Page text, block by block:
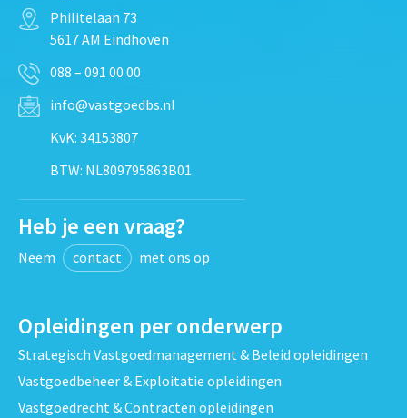
Philitelaan 73
5617 AM Eindhoven
088 – 091 00 00
info@vastgoedbs.nl
KvK: 34153807
BTW: NL809795863B01
Heb je een vraag?
Neem contact met ons op
Opleidingen per onderwerp
Strategisch Vastgoedmanagement & Beleid opleidingen
Vastgoedbeheer & Exploitatie opleidingen
Vastgoedrecht & Contracten opleidingen